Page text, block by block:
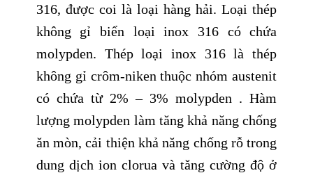
316, được coi là loại hàng hải. Loại thép
không gỉ biển loại inox 316 có chứa
molypden. Thép loại inox 316 là thép
không gỉ crôm-niken thuộc nhóm austenit
có chứa từ 2% – 3% molypden . Hàm
lượng molypden làm tăng khả năng chống
ăn mòn, cải thiện khả năng chống rỗ trong
dung dịch ion clorua và tăng cường độ ở